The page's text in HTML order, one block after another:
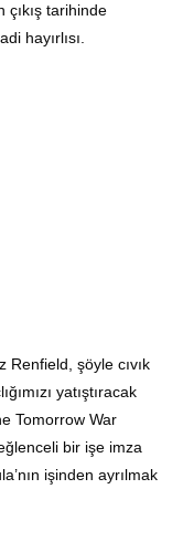
çıkış tarihinde
hayırlısı.
Renfield, şöyle cıvık
yatıştıracak
Tomorrow War
bir işe imza
işinden ayrılmak